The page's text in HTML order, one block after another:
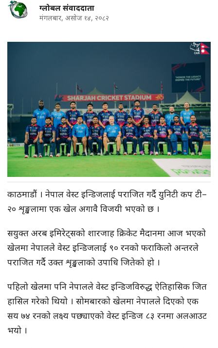
ग्लोबल संवाददाता
मंगलबार, असोज १४, २०८२
काठमाडौं । नेपाल वेस्ट इन्डिजलाई पराजित गर्दै युनिटी कप टी–
२० शृङ्खलामा एक खेल अगावै विजयी भएको छ ।
सयुक्त अरब इमिरेट्सको शारजाह क्रिकेट मैदानमा आज भएको
खेलमा नेपालले वेस्ट इन्डिजलाई ९० रनको फराकिलो अन्तरले
पराजित गर्दै उक्त शृङ्खलाको उपाधि जितेको हो ।
पहिलो खेलमा पनि नेपालले वेस्ट इन्डिजविरुद्ध ऐतिहासिक जित
हासिल गरेको थियो । सोमबारको खेलमा नेपालले दिएको एक
सय ७४ रनको लक्ष्य पछ्याएको वेस्ट इन्डिज ८३ रनमा अलआउट
भयो ।